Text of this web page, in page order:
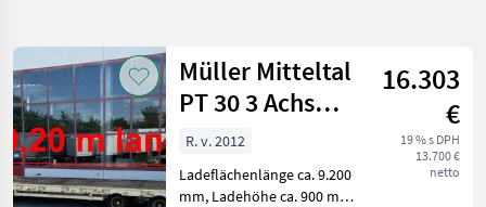
Müller Mitteltal
PT 30 3 Achs
Tieflader 9,20 m
Ladefläc
16.303
€
19 % s DPH
13.700 €
netto
R. v. 2012
Ladeflächenlänge ca. 9.200
mm, Ladehöhe ca. 900 mm,